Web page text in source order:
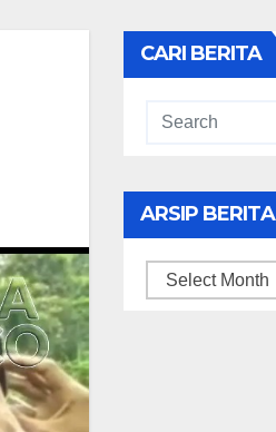
CARI BERITA
ARSIP BERITA
ARSIP